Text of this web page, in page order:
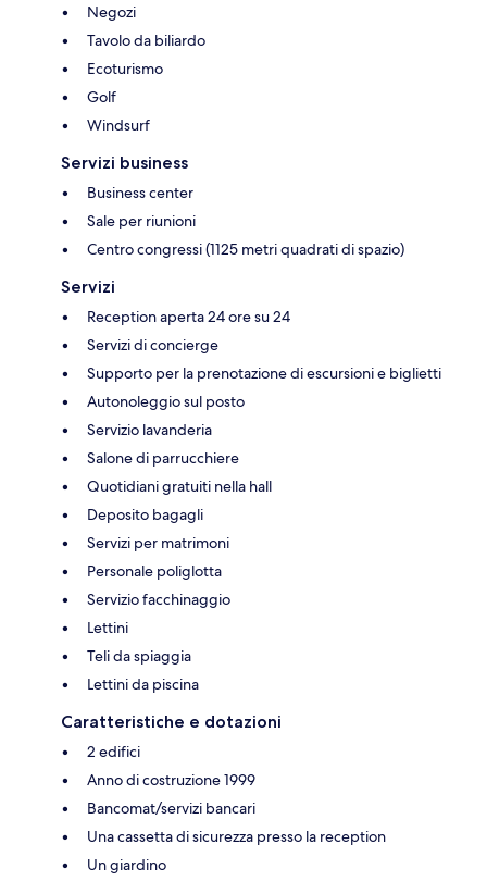
Negozi
Tavolo da biliardo
Ecoturismo
Golf
Windsurf
Servizi business
Business center
Sale per riunioni
Centro congressi (1125 metri quadrati di spazio)
Servizi
Reception aperta 24 ore su 24
Servizi di concierge
Supporto per la prenotazione di escursioni e biglietti
Autonoleggio sul posto
Servizio lavanderia
Salone di parrucchiere
Quotidiani gratuiti nella hall
Deposito bagagli
Servizi per matrimoni
Personale poliglotta
Servizio facchinaggio
Lettini
Teli da spiaggia
Lettini da piscina
Caratteristiche e dotazioni
2 edifici
Anno di costruzione 1999
Bancomat/servizi bancari
Una cassetta di sicurezza presso la reception
Un giardino